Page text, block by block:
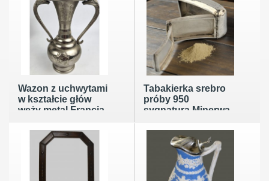
Wazon z uchwytami
w kształcie głów
węży metal Francja
Tabakierka srebro
próby 950
sygnatura Minerwa